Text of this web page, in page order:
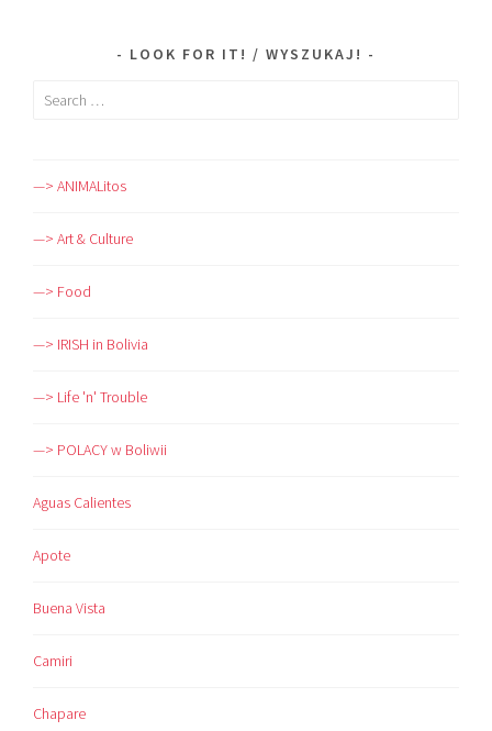
LOOK FOR IT! / WYSZUKAJ!
Search
—> ANIMALitos
—> Art & Culture
—> Food
—> IRISH in Bolivia
—> Life 'n' Trouble
—> POLACY w Boliwii
Aguas Calientes
Apote
Buena Vista
Camiri
Chapare